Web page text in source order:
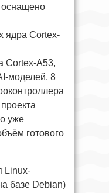
оснащено
ядра Cortex-
Cortex-A53,
моделей, 8
уже
готового
Linux-
базе Debian)